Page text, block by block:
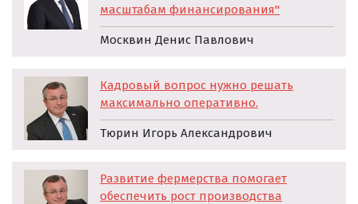
масштабам финансирования"
Москвин Денис Павлович
Кадровый вопрос нужно решать
максимально оперативно.
Тюрин Игорь Александрович
Развитие фермерства помогает
обеспечить рост производства